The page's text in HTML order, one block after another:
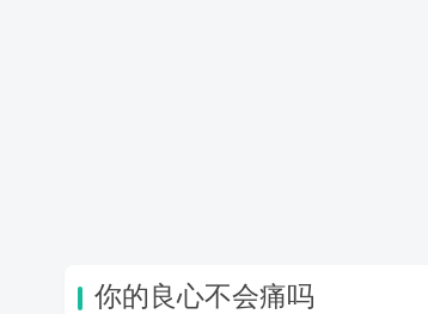
你的良心不会痛吗